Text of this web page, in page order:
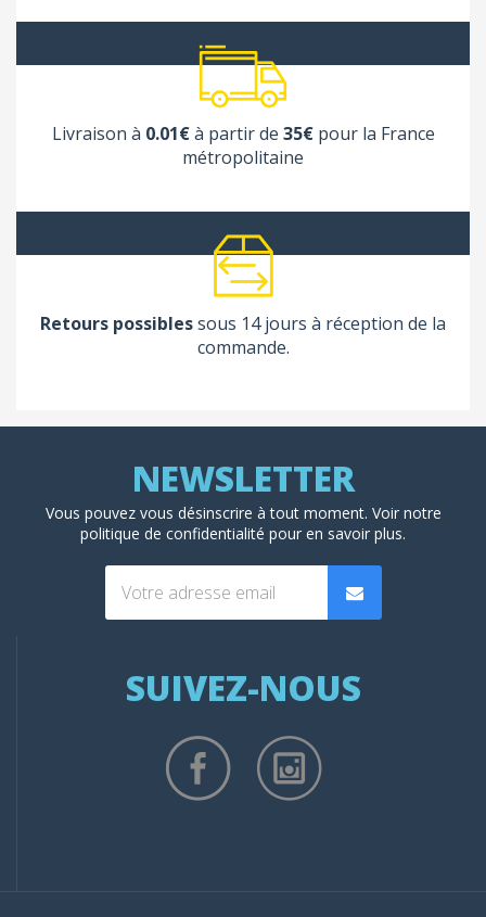
Livraison à 0.01€à partir de 35€pour la France
métropolitaine
Retours possiblessous 14 jours à réception de la
commande.
Vous pouvez vous désinscrire à tout moment. Voir notre
politique de confidentialité pour en savoir plus.
SUIVEZ-NOUS